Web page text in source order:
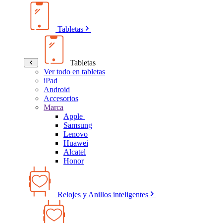
Tabletas
Tabletas
Ver todo en tabletas
iPad
Android
Accesorios
Marca
Apple
Samsung
Lenovo
Huawei
Alcatel
Honor
Relojes y Anillos inteligentes